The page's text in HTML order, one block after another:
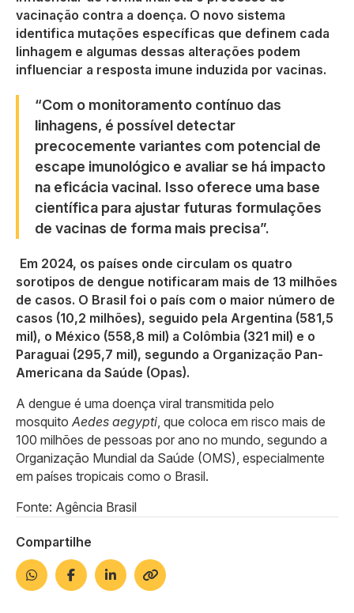
vacinação contra a doença. O novo sistema
identifica mutações específicas que definem cada
linhagem e algumas dessas alterações podem
influenciar a resposta imune induzida por vacinas.
“Com o monitoramento contínuo das
linhagens, é possível detectar
precocemente variantes com potencial de
escape imunológico e avaliar se há impacto
na eficácia vacinal. Isso oferece uma base
científica para ajustar futuras formulações
de vacinas de forma mais precisa”.
Em 2024, os países onde circulam os quatro
sorotipos de dengue notificaram mais de 13 milhões
de casos. O Brasil foi o país com o maior número de
casos (10,2 milhões), seguido pela Argentina (581,5
mil), o México (558,8 mil) a Colômbia (321 mil) e o
Paraguai (295,7 mil), segundo a Organização Pan-
Americana da Saúde (Opas).
A dengue é uma doença viral transmitida pelo
mosquitoAedes aegypti, que coloca em risco mais de
100 milhões de pessoas por ano no mundo, segundo a
Organização Mundial da Saúde (OMS), especialmente
em países tropicais como o Brasil.
Fonte: Agência Brasil
Compartilhe